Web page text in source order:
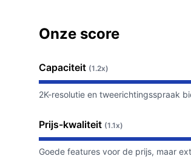
Onze score
Capaciteit (1.2x)
2K-resolutie en tweerichtingsspraak
Prijs-kwaliteit (1.1x)
Goede features voor de prijs, maar